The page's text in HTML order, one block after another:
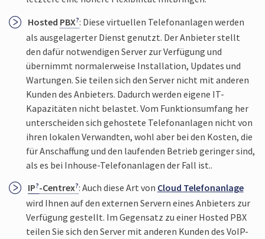
Hosted PBX : Diese virtuellen Telefon­anlagen werden
als ausgelagerter Dienst genutzt. Der Anbieter stellt
den dafür not­wendigen Server zur Verfügung und
übernimmt normaler­weise Installation, Updates und
Wartungen. Sie teilen sich den Server nicht mit anderen
Kunden des Anbieters. Dadurch werden eigene IT-
Kapazitäten nicht belastet. Vom Funktions­umfang her
unter­scheiden sich gehostete Telefon­anlagen nicht von
ihren lokalen Verwandten, wohl aber bei den Kosten, die
für Anschaffung und den laufenden Betrieb geringer sind,
als es bei Inhouse-Telefon­anlagen der Fall ist..
IP -Centrex : Auch diese Art von Cloud Telefon­anlage
wird Ihnen auf den externen Servern eines Anbieters zur
Verfügung gestellt. Im Gegensatz zu einer Hosted PBX
teilen Sie sich den Server mit anderen Kunden des VoIP-